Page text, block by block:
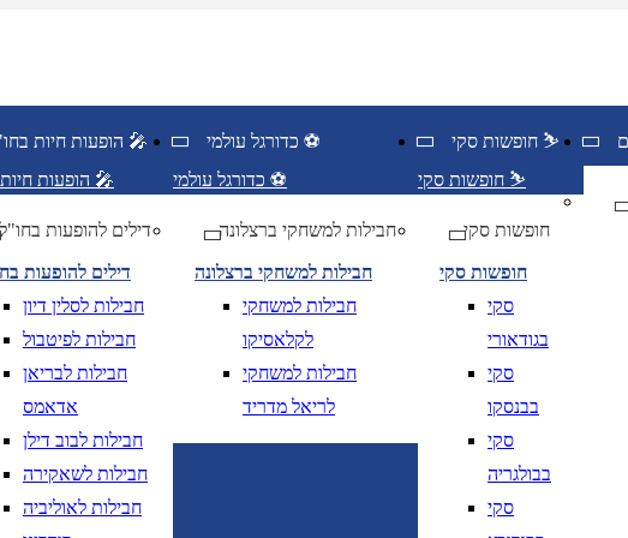
הופעות חיות בחו"ל 🎤
הופעות חיות בחו"ל 🎤
דילים להופעות בחו"ל
דילים להופעות
חבילות לסלין דיון
חבילות לפיטבול
חבילות לבריאן
אדאמס
חבילות לבוב דילן
חבילות לשאקירה
חבילות לאוליביה
כדורגל עולמי ⚽
כדורגל עולמי ⚽
חבילות למשחקי ברצלונה
חבילות למשחקי ברצלונה
חבילות למשחקי
לקלאסיקו
חבילות למשחקי
לריאל מדריד
חופשות סקי ⛷️
חופשות סקי ⛷️
חופשות סקי
חופשות סקי
סקי
בגודאורי
סקי
בבנסקו
סקי
בבולגריה
סקי
תאריך יציאהמתי? יום, חודש, שנהDD/MM/YY